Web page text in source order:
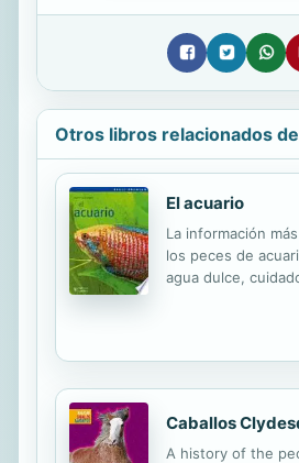
Otros libros relacionados
El acuario
La información
los peces de
agua dulce,
Caballos
A history of the